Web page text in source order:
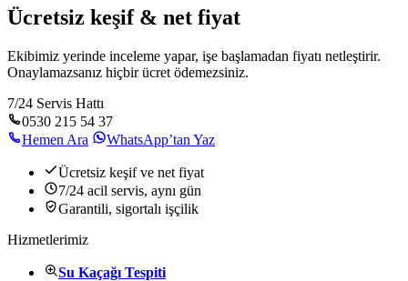
Ücretsiz keşif & net fiyat
Ekibimiz yerinde inceleme yapar, işe başlamadan fiyatı netleştirir.
Onaylamazsanız hiçbir ücret ödemezsiniz.
7/24 Servis Hattı
0530 215 54 37
Hemen Ara
WhatsApp’tan Yaz
Ücretsiz keşif ve net fiyat
7/24 acil servis, aynı gün
Garantili, sigortalı işçilik
Hizmetlerimiz
Su Kaçağı Tespiti